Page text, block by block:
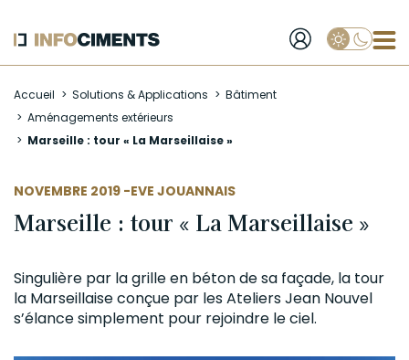
au
contenu
principal
Accueil Solutions & Applications
Bâtiment
Aménagements extérieurs
Marseille : tour « La Marseillaise »
NOVEMBRE 2019 -
AUTEUR EVE JOUANNAIS
Marseille : tour « La Marseillaise »
Singulière par la grille en bétonde sa façade, la tour
la Marseillaise conçue par les Ateliers Jean Nouvel
s’élance simplement pour rejoindre le ciel.